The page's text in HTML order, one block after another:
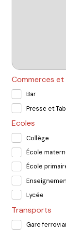
Commerces
Bar
Presse et
Ecoles
Collège
École
École
Lycée
Transports
Gare